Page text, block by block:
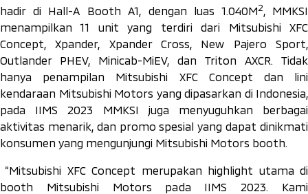
hadir di Hall-A Booth A1, dengan luas 1.040M2, MMKSI
menampilkan 11 unit yang terdiri dari Mitsubishi XFC
Concept, Xpander, Xpander Cross, New Pajero Sport,
Outlander PHEV, Minicab-MiEV, dan Triton AXCR. Tidak
hanya penampilan Mitsubishi XFC Concept dan lini
kendaraan Mitsubishi Motors yang dipasarkan di Indonesia,
pada IIMS 2023 MMKSI juga menyuguhkan berbagai
aktivitas menarik, dan promo spesial yang dapat dinikmati
konsumen yang mengunjungi Mitsubishi Motors booth.
“Mitsubishi XFC Concept merupakan highlight utama di
booth Mitsubishi Motors pada IIMS 2023. Kami